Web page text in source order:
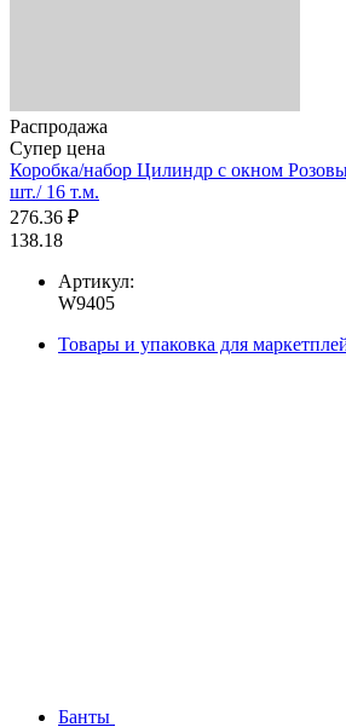
Распродажа
Супер цена
Коробка/набор Цилиндр с окном
шт./ 16 т.м.
276.36 ₽
138.18
Артикул:
W9405
Товары и упаковка для
Банты